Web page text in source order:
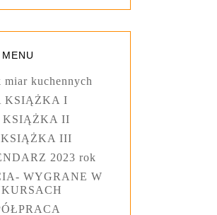
MENU
kuchennych
KSIĄŻKA I
KSIĄŻKA II
KSIĄŻKA III
2023 rok
WYGRANE W